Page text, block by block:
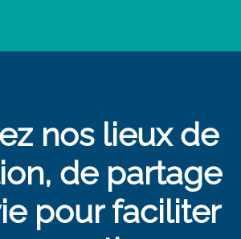
nos lieux de
de partage
pour faciliter